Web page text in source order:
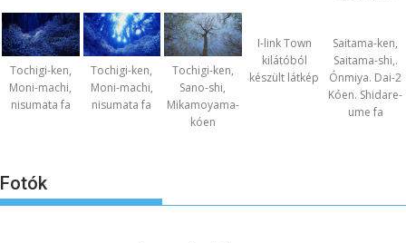
Tochigi-ken,
Moni-machi,
nisumata fa
Tochigi-ken,
Moni-machi,
nisumata fa
Tochigi-ken,
Sano-shi,
Mikamoyama-
kóen
I-link Town
kilátóból
készült látkép
Saitama-ken,
Saitama-shi,.
Ónmiya. Dai-2
Kóen. Shidare-
ume fa
Fotók